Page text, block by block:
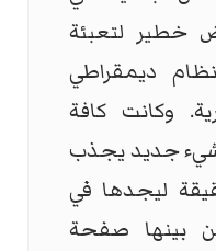
خطير لتعبئة
ديمقراطي
وكانت كافة
جديد يجذب
ليجدها في
بينها صفحة